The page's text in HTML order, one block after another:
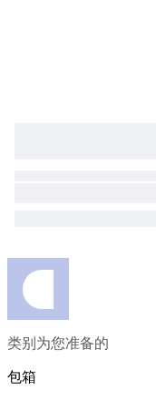
类别为您准备的
包箱